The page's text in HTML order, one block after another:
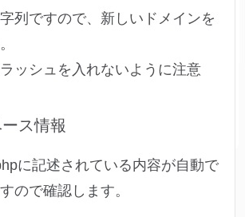
列ですので、新しいドメインを
ッシュを入れないように注意
ス情報
に記述されている内容が自動で
ので確認します。